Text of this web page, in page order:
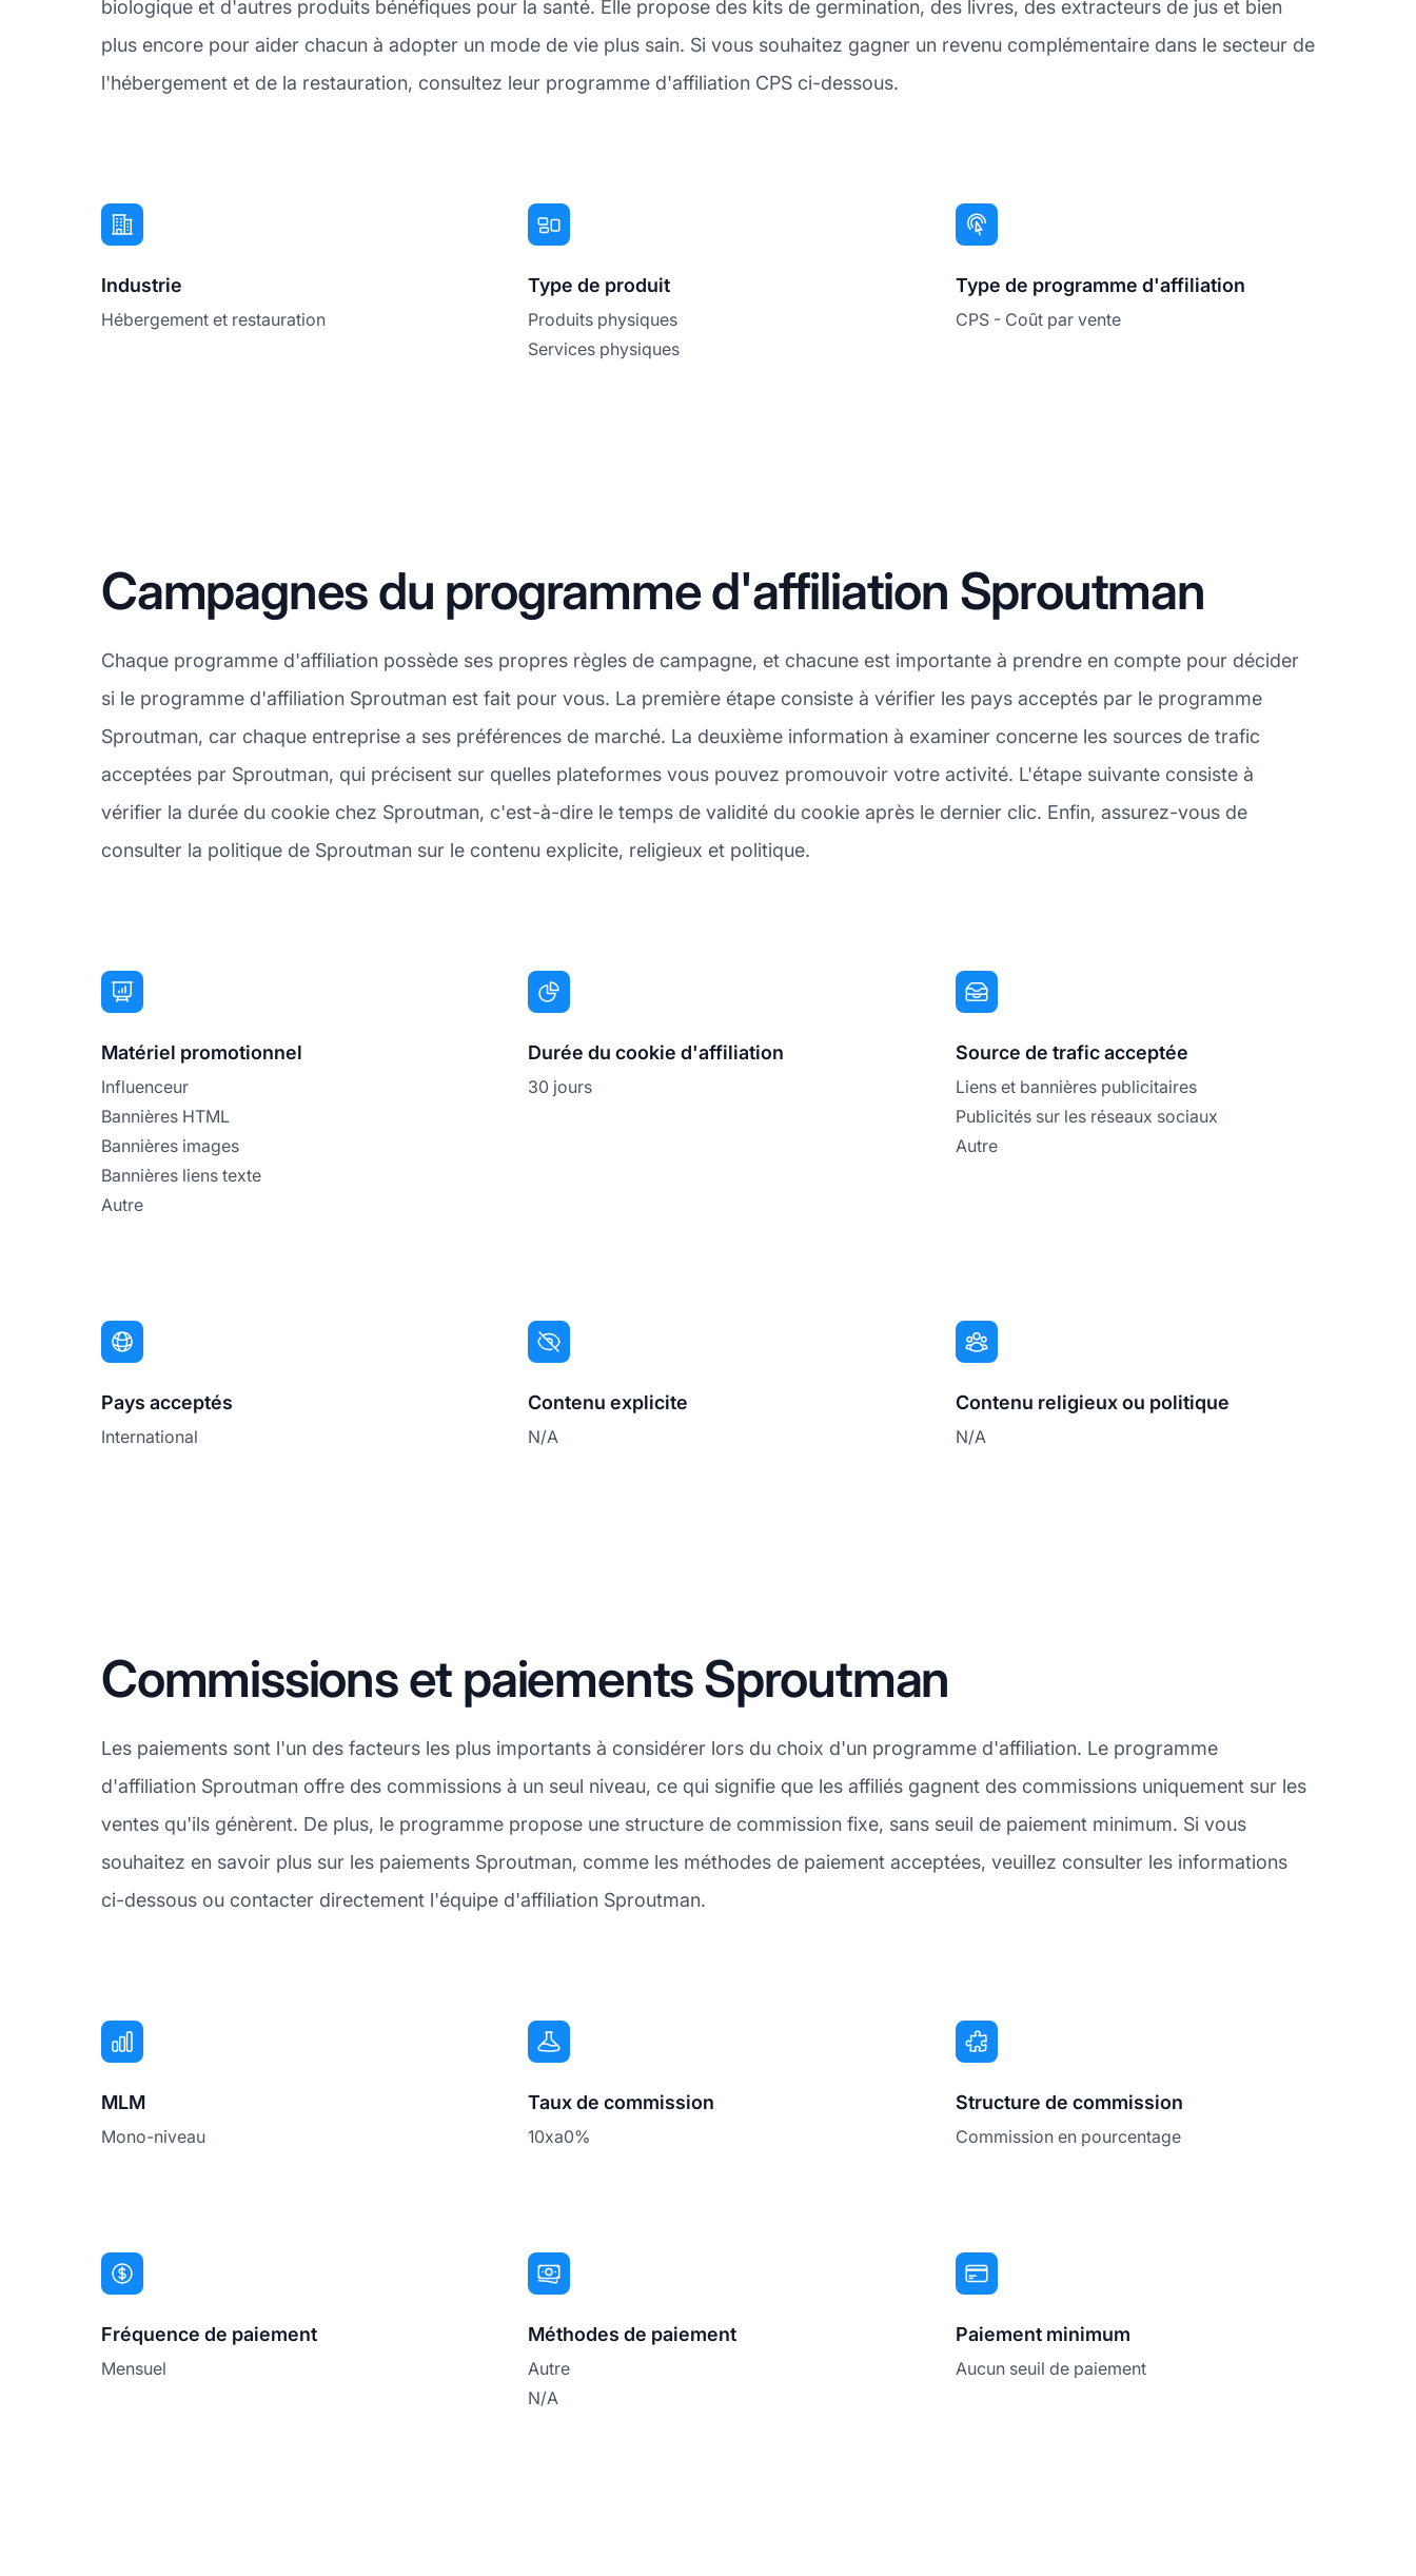
biologique et d'autres produits bénéfiques pour la santé. Elle propose des kits de germination, des livres, des extracteurs de jus et bien
plus encore pour aider chacun à adopter un mode de vie plus sain. Si vous souhaitez gagner un revenu complémentaire dans le secteur de
l'hébergement et de la restauration, consultez leur programme d'affiliation CPS ci-dessous.
Industrie
Hébergement et restauration
Type de produit
Produits physiques
Services physiques
Type de programme d'affiliation
CPS - Coût par vente
Campagnes du programme d'affiliation Sproutman
Chaque programme d'affiliation possède ses propres règles de campagne, et chacune est importante à prendre en compte pour décider
si le programme d'affiliation Sproutman est fait pour vous. La première étape consiste à vérifier les pays acceptés par le programme
Sproutman, car chaque entreprise a ses préférences de marché. La deuxième information à examiner concerne les sources de trafic
acceptées par Sproutman, qui précisent sur quelles plateformes vous pouvez promouvoir votre activité. L'étape suivante consiste à
vérifier la durée du cookie chez Sproutman, c'est-à-dire le temps de validité du cookie après le dernier clic. Enfin, assurez-vous de
consulter la politique de Sproutman sur le contenu explicite, religieux et politique.
Matériel promotionnel
Influenceur
Bannières HTML
Bannières images
Bannières liens texte
Autre
Durée du cookie d'affiliation
30 jours
Source de trafic acceptée
Liens et bannières publicitaires
Publicités sur les réseaux sociaux
Autre
Pays acceptés
International
Contenu explicite
N/A
Contenu religieux ou politique
N/A
Commissions et paiements Sproutman
Les paiements sont l'un des facteurs les plus importants à considérer lors du choix d'un programme d'affiliation. Le programme
d'affiliation Sproutman offre des commissions à un seul niveau, ce qui signifie que les affiliés gagnent des commissions uniquement sur les
ventes qu'ils génèrent. De plus, le programme propose une structure de commission fixe, sans seuil de paiement minimum. Si vous
souhaitez en savoir plus sur les paiements Sproutman, comme les méthodes de paiement acceptées, veuillez consulter les informations
ci-dessous ou contacter directement l'équipe d'affiliation Sproutman.
MLM
Mono-niveau
Taux de commission
10xa0%
Structure de commission
Commission en pourcentage
Fréquence de paiement
Mensuel
Méthodes de paiement
Autre
N/A
Paiement minimum
Aucun seuil de paiement